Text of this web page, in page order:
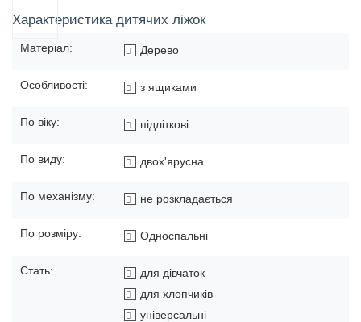
Характеристика дитячих ліжок
Матеріал: Дерево
Особливості: з ящиками
По віку: підліткові
По виду: двох'ярусна
По механізму: не розкладається
По розміру: Односпальні
Стать:
для дівчаток
для хлопчиків
універсальні